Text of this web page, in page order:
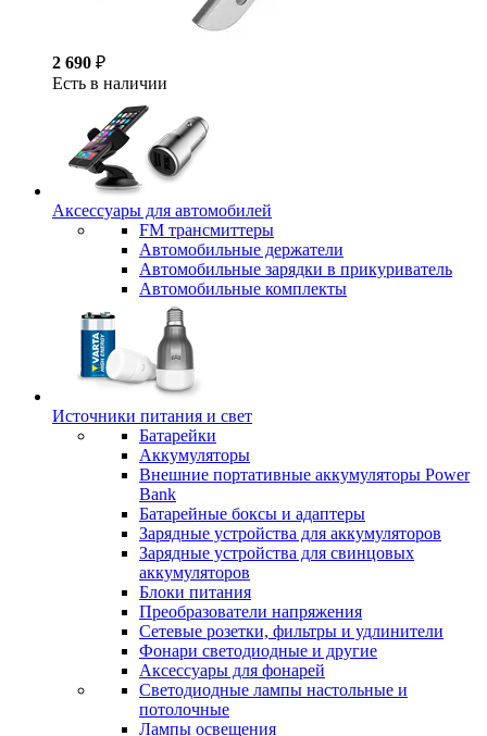
2 690 ₽
Есть в наличии
Аксессуары для автомобилей
FM трансмиттеры
Автомобильные держатели
Автомобильные зарядки в прикуриватель
Автомобильные комплекты
Источники питания и свет
Батарейки
Аккумуляторы
Внешние портативные аккумуляторы Power
Bank
Батарейные боксы и адаптеры
Зарядные устройства для аккумуляторов
Зарядные устройства для свинцовых
аккумуляторов
Блоки питания
Преобразователи напряжения
Сетевые розетки, фильтры и удлинители
Фонари светодиодные и другие
Аксессуары для фонарей
Светодиодные лампы настольные и
потолочные
Лампы освещения